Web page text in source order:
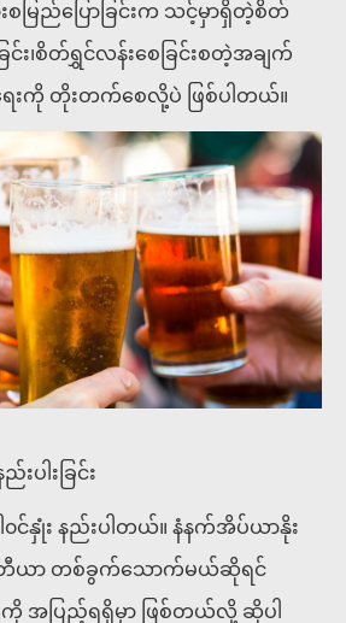
းစမြည်ပြောခြင်းက သင့်မှာရှိတဲ့စိတ်
ြင်း၊စိတ်ရွှင်လန်းစေခြင်းစတဲ့အချက်
းကို တိုးတက်စေလို့ပဲ ဖြစ်ပါတယ်။
ပါးခြင်း
နှုံး နည်းပါတယ်။ နံနက်အိပ်ယာနိုး
ဘီယာ တစ်ခွက်သောက်မယ်ဆိုရင်
အပြည့်ရရှိမှာ ဖြစ်တယ်လို့ ဆိုပါ